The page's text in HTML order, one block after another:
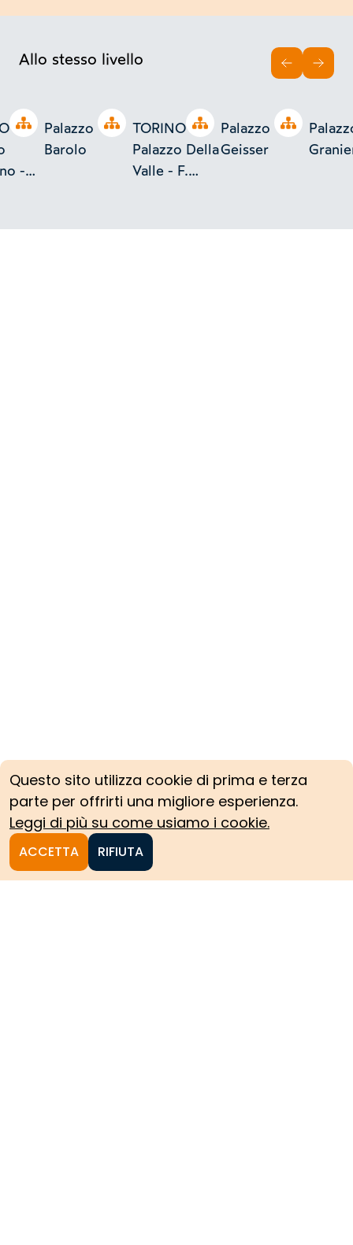
Questo sito utilizza cookie di prima e terza
parte per offrirti una migliore esperienza.
Leggi di più su come usiamo i cookie.
ACCETTA RIFIUTA
Allo stesso livello
Open tree
-
-
Open tree
Palazzo
Barolo
Open tree
TORINO -
Palazzo Della
Valle - F.
Open tree
Palazzo
Geisser
INDIETRO